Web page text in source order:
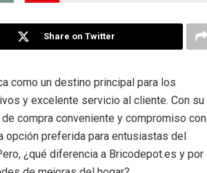
Share on Twitter
como un destino principal para los
y excelente servicio al cliente. Con su
compra conveniente y compromiso con
opción preferida para entusiastas del
¿qué diferencia a Bricodepot.es y por